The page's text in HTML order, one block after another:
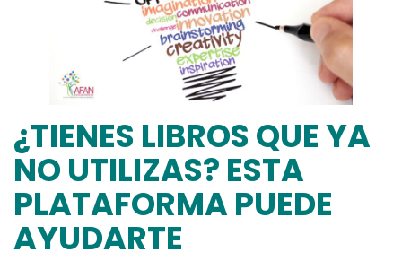
¿TIENES LIBROS QUE YA
NO UTILIZAS? ESTA
PLATAFORMA PUEDE
AYUDARTE